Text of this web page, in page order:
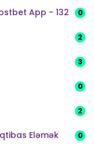
App - 132 0
2
3
0
2
Eləmək
0